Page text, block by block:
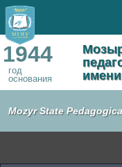
1944
год
основания
Mozyr State